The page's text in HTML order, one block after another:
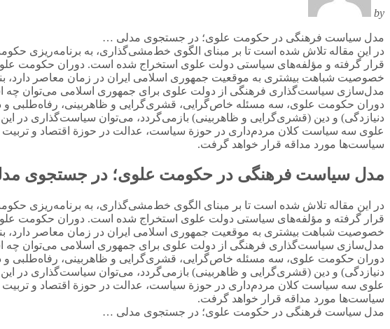
by
مدل سیاست‌ فرهنگی در حکومت علوی؛ در جستجوی مدلی …
در این مقاله تلاش شده است تا بر مبنای الگوی خط‌مشی‌گذاری، به برنامه‌ریزی
قرار گرفته و مؤلفه‌های سیاستی دولت علوی استخراج شده است. دوران حکومت علوی
خصوصیت شباهت بیشتری به موقعیت جمهوری اسلامی ایران در زمان معاصر دارد،
مدل‌سازی سیاست‌گذاری فرهنگی از دولت علوی برای جمهوری اسلامی می‌توان چه
دوران حکومت علوی، سه مسئله خاص‌گرایی، قشری‌گرایی و ظاهربینی، رفاه‌طلبی و
دنیازدگی) و دین (قشری‌گرایی و ظاهربینی) بازمی‌گردد، می‌توان سیاست‌گذاری
علوی سه سیاست کلان مردم‌داری در حوزة سیاست، عدالت در حوزة اقتصاد و
سیاست‌ها مورد مداقه قرار خواهد گرفت.
مدل سیاست‌ فرهنگی در حکومت علوی؛ در جستجوی
در این مقاله تلاش شده است تا بر مبنای الگوی خط‌مشی‌گذاری، به برنامه‌ریزی
قرار گرفته و مؤلفه‌های سیاستی دولت علوی استخراج شده است. دوران حکومت علوی
خصوصیت شباهت بیشتری به موقعیت جمهوری اسلامی ایران در زمان معاصر دارد،
مدل‌سازی سیاست‌گذاری فرهنگی از دولت علوی برای جمهوری اسلامی می‌توان چه
دوران حکومت علوی، سه مسئله خاص‌گرایی، قشری‌گرایی و ظاهربینی، رفاه‌طلبی و
دنیازدگی) و دین (قشری‌گرایی و ظاهربینی) بازمی‌گردد، می‌توان سیاست‌گذاری
علوی سه سیاست کلان مردم‌داری در حوزة سیاست، عدالت در حوزة اقتصاد و
سیاست‌ها مورد مداقه قرار خواهد گرفت.
مدل سیاست‌ فرهنگی در حکومت علوی؛ در جستجوی مدلی …